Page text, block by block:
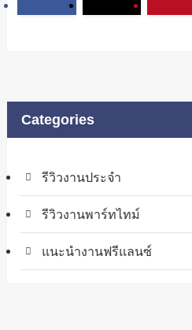
Categories
รีวิวงานประจำ
รีวิวงานพาร์ทไทม์
แนะนำงานฟรีแลนซ์